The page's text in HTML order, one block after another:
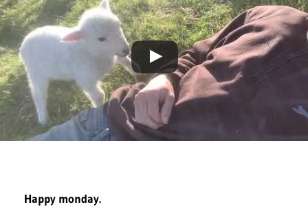
Happy monday.